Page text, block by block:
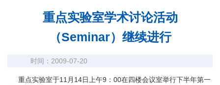
重点实验室学术讨论活动
（Seminar）继续进行
时间：2009-07-20
重点实验室于11月14日上午9：00在四楼会议室举行下半年第一